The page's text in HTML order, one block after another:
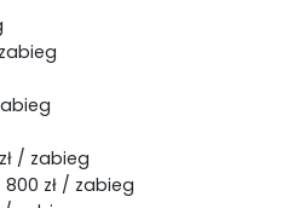
/ zabieg
zł / zabieg